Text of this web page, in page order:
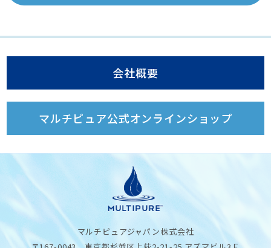
会社概要
マルチピュア公式オンラインショップ
マルチピュアジャパン株式会社